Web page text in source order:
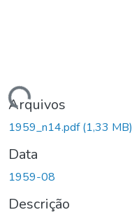
Arquivos
1959_n14.pdf(1,33 MB)
Data
1959-08
Descrição